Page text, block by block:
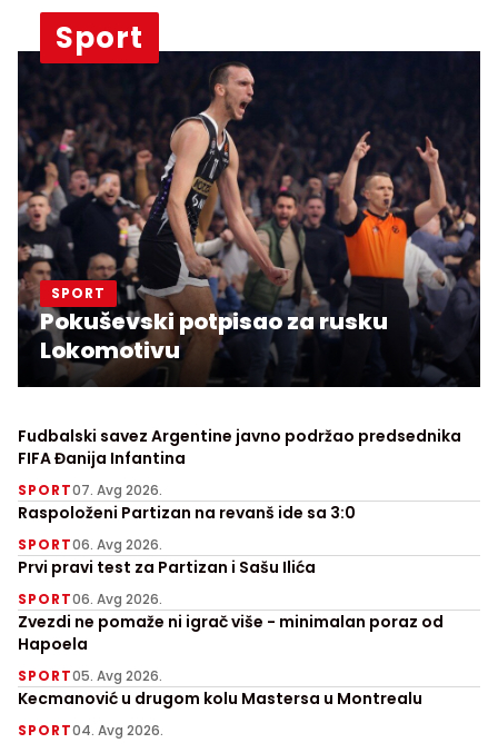
Sport
SPORT
Pokuševski potpisao za rusku
Lokomotivu
Fudbalski savez Argentine javno podržao predsednika
FIFA Đanija Infantina
SPORT07. Avg 2026.
Raspoloženi Partizan na revanš ide sa 3:0
SPORT06. Avg 2026.
Prvi pravi test za Partizan i Sašu Ilića
SPORT06. Avg 2026.
Zvezdi ne pomaže ni igrač više - minimalan poraz od
Hapoela
SPORT05. Avg 2026.
Kecmanović u drugom kolu Mastersa u Montrealu
SPORT04. Avg 2026.